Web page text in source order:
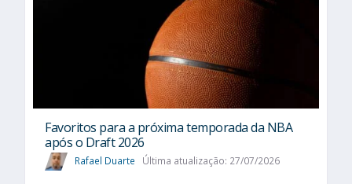
Favoritos para a próxima temporada da NBA
após o Draft 2026
Rafael Duarte Última atualização: 27/07/2026